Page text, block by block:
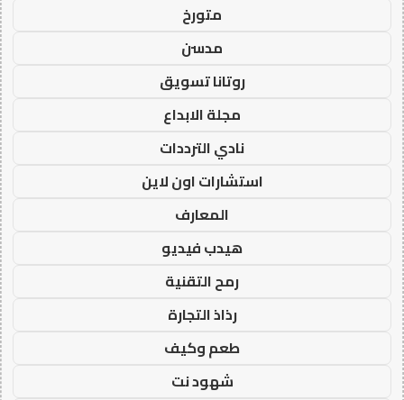
متورخ
مدسن
روتانا تسويق
مجلة الابداع
نادي الترددات
استشارات اون لاين
المعارف
هيدب فيديو
رمح التقنية
رذاذ التجارة
طعم وكيف
شهود نت